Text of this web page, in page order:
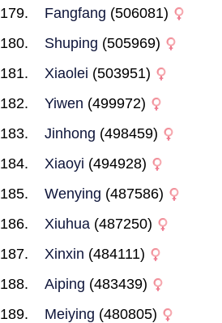
Fangfang (506081)
Shuping (505969)
Xiaolei (503951)
Yiwen (499972)
Jinhong (498459)
Xiaoyi (494928)
Wenying (487586)
Xiuhua (487250)
Xinxin (484111)
Aiping (483439)
Meiying (480805)